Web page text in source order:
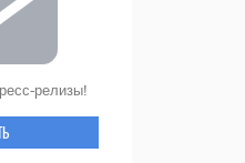
релизы!